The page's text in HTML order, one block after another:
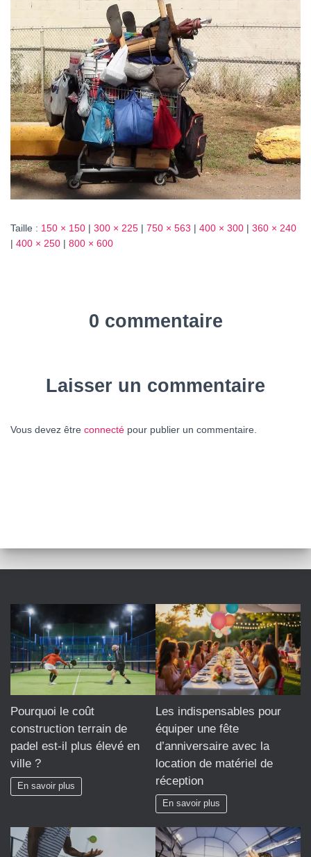
O
Taille : 150 × 150 | 300 × 225 | 750 × 563 | 400 × 300 | 360 × 240
| 400 × 250 | 800 × 600
0 commentaire
Laisser un commentaire
Vous devez être connecté pour publier un commentaire.
Pourquoi le coût
construction terrain de
padel est-il plus élevé en
ville ?
En savoir plus
Les indispensables pour
équiper une fête
d’anniversaire avec la
location de matériel de
réception
En savoir plus